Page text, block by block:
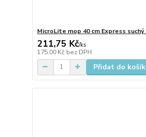
MicroLite mop 40 cm Express suchý
211,75 Kč/ks
175,00 Kč bez DPH
Přidat do